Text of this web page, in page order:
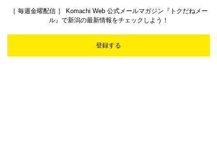
［ 毎週金曜配信 ］ Komachi Web 公式メールマガジン『トクだねメー
ル』で新潟の最新情報をチェックしよう！
登録する